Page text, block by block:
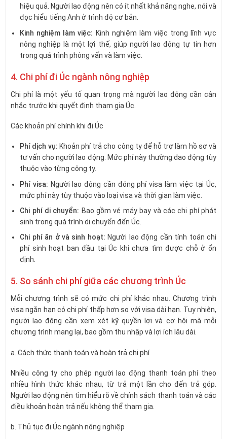
hiệu quả. Người lao động nên có ít nhất khả năng nghe, nói và
đọc hiểu tiếng Anh ở trình độ cơ bản.
Kinh nghiệm làm việc: Kinh nghiệm làm việc trong lĩnh vực
nông nghiệp là một lợi thế, giúp người lao động tự tin hơn
trong quá trình phỏng vấn và làm việc.
4. Chi phí đi Úc ngành nông nghiệp
Chi phí là một yếu tố quan trọng mà người lao động cần cân
nhắc trước khi quyết định tham gia Úc.
Các khoản phí chính khi đi Úc
Phí dịch vụ: Khoản phí trả cho công ty để hỗ trợ làm hồ sơ và
tư vấn cho người lao động. Mức phí này thường dao động tùy
thuộc vào từng công ty.
Phí visa: Người lao động cần đóng phí visa làm việc tại Úc,
mức phí này tùy thuộc vào loại visa và thời gian làm việc.
Chi phí di chuyển: Bao gồm vé máy bay và các chi phí phát
sinh trong quá trình di chuyển đến Úc.
Chi phí ăn ở và sinh hoạt: Người lao động cần tính toán chi
phí sinh hoạt ban đầu tại Úc khi chưa tìm được chỗ ở ổn
định.
5. So sánh chi phí giữa các chương trình Úc
Mỗi chương trình sẽ có mức chi phí khác nhau. Chương trình
visa ngắn hạn có chi phí thấp hơn so với visa dài hạn. Tuy nhiên,
người lao động cần xem xét kỹ quyền lợi và cơ hội mà mỗi
chương trình mang lại, bao gồm thu nhập và lợi ích lâu dài.
a. Cách thức thanh toán và hoàn trả chi phí
Nhiều công ty cho phép người lao động thanh toán phí theo
nhiều hình thức khác nhau, từ trả một lần cho đến trả góp.
Người lao động nên tìm hiểu rõ về chính sách thanh toán và các
điều khoản hoàn trả nếu không thể tham gia.
b. Thủ tục đi Úc ngành nông nghiệp